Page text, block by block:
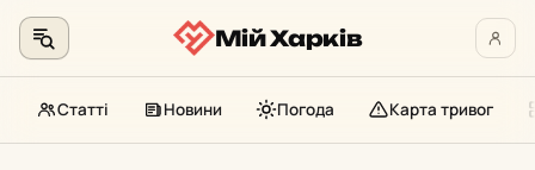
Мій Харків
Статті Новини Погода Карта тривог